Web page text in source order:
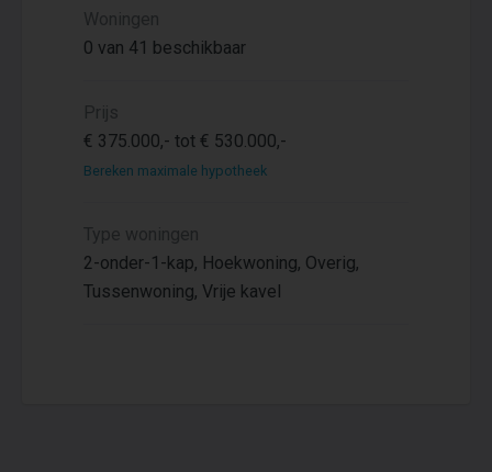
Woningen
0 van 41 beschikbaar
Prijs
€ 375.000,- tot € 530.000,-
Bereken maximale hypotheek
Type woningen
2-onder-1-kap, Hoekwoning, Overig,
Tussenwoning, Vrije kavel